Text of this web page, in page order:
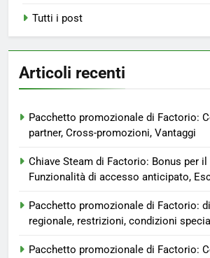
Tutti i post
Articoli recenti
Pacchetto promozionale di Factorio:
partner, Cross-promozioni, Vantaggi
Chiave Steam di Factorio: Bonus per il
Funzionalità di accesso anticipato,
Pacchetto promozionale di Factorio:
regionale, restrizioni, condizioni
Pacchetto promozionale di Factorio: